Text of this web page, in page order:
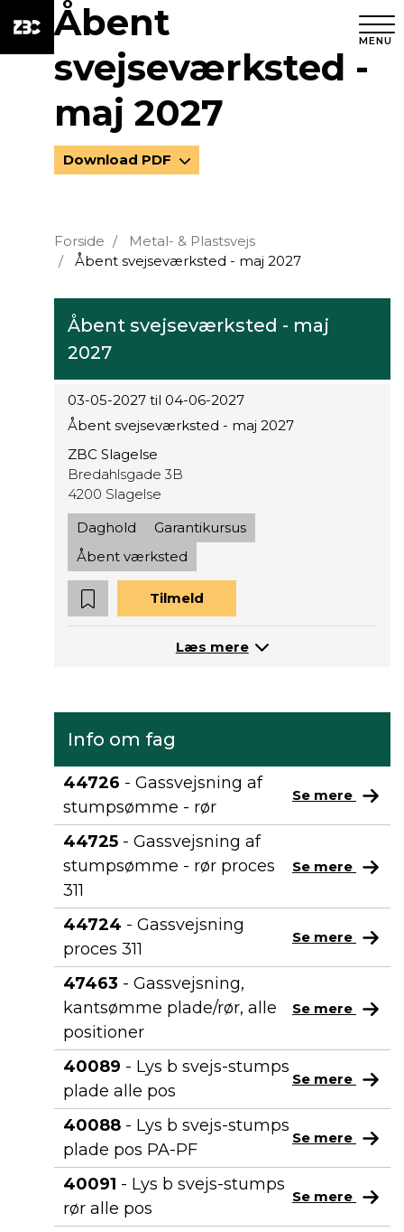
MENU
Åbent
svejseværksted -
maj 2027
Download PDF
Forside
Metal- & Plastsvejs
Åbent svejseværksted - maj 2027
Åbent svejseværksted - maj
2027
03-05-2027 til 04-06-2027
Åbent svejseværksted - maj 2027
ZBC Slagelse
Bredahlsgade 3B
4200 Slagelse
Daghold
Garantikursus
Åbent værksted
Tilmeld
Læs mere
Info om fag
44726 - Gassvejsning af
stumpsømme - rør
Se mere
44725 - Gassvejsning af
stumpsømme - rør proces
311
Se mere
44724 - Gassvejsning
proces 311
Se mere
47463 - Gassvejsning,
kantsømme plade/rør, alle
positioner
Se mere
40089 - Lys b svejs-stumps
plade alle pos
Se mere
40088 - Lys b svejs-stumps
plade pos PA-PF
Se mere
40091 - Lys b svejs-stumps
rør alle pos
Se mere